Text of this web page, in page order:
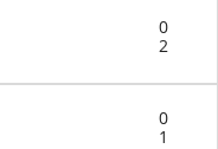
0
2
0
1